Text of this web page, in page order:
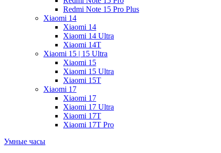
Redmi Note 15 Pro Plus
Xiaomi 14
Xiaomi 14
Xiaomi 14 Ultra
Xiaomi 14T
Xiaomi 15 | 15 Ultra
Xiaomi 15
Xiaomi 15 Ultra
Xiaomi 15T
Xiaomi 17
Xiaomi 17
Xiaomi 17 Ultra
Xiaomi 17T
Xiaomi 17T Pro
Умные часы